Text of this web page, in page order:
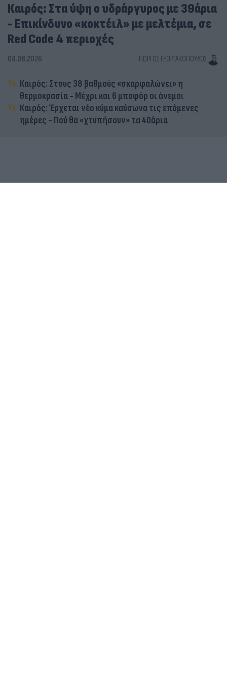
Καιρός: Στα ύψη ο υδράργυρος με 39άρια
- Επικίνδυνο «κοκτέιλ» με μελτέμια, σε
Red Code 4 περιοχές
08.08.2026 ΓΙΏΡΓΟΣ ΓΕΩΡΓΑΚΌΠΟΥΛΟΣ
Καιρός: Στους 38 βαθμούς «σκαρφαλώνει» η
θερμοκρασία - Μέχρι και 6 μποφόρ οι άνεμοι
Καιρός: Έρχεται νέο κύμα καύσωνα τις επόμενες
ημέρες - Πού θα «χτυπήσουν» τα 40άρια